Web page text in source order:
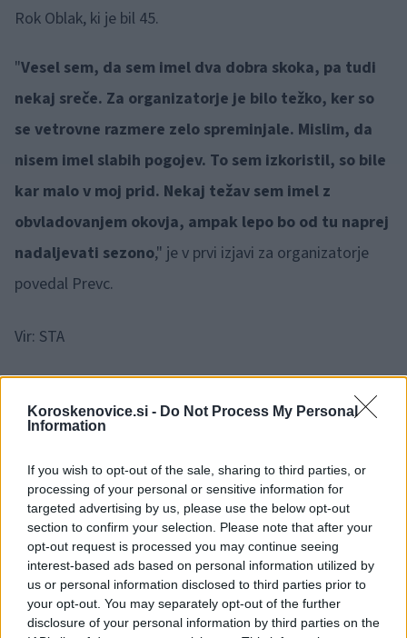
Koroskenovice.si - Do Not Process My Personal
Information
If you wish to opt-out of the sale, sharing to third parties, or
processing of your personal or sensitive information for
targeted advertising by us, please use the below opt-out
section to confirm your selection. Please note that after your
opt-out request is processed you may continue seeing
interest-based ads based on personal information utilized by
us or personal information disclosed to third parties prior to
your opt-out. You may separately opt-out of the further
disclosure of your personal information by third parties on the
Rok Oblak, ki je bil 45.
"Vesel sem, da sem imel dva dobra skoka, pa tudi
nekaj sreče. Za organizatorje je bilo težko, ker so
se vetrovne razmere zelo spreminjale. Mislim, da
nisem imel slabih pogojev. To sem izkoristil, so bile
kar malo v moj prid. Nekaj težav sem imel z
obvladovanjem okovja, ampak lepo bo od tu naprej
nadaljevati sezono," je v prvi izjavi za organizatorje
povedal Prevc.
Vir: STA
Opozorilo:Po 297. členu Kazenskega zakonika je
posameznik kazensko odgovoren za javno spodbujanje
sovraštva, nasilja ali nestrpnosti. Komentarji z žaljivimi,
rasističnimi, diskriminatornimi ali nezakonitimi vsebinami bodo
odstranjeni. Pravila komentiranja →
Failed to fetch